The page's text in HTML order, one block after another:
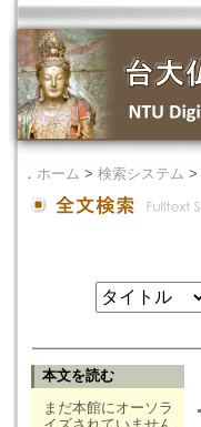
． ホーム > 検索システム >
本文を読む
まだ本館にオーソラ